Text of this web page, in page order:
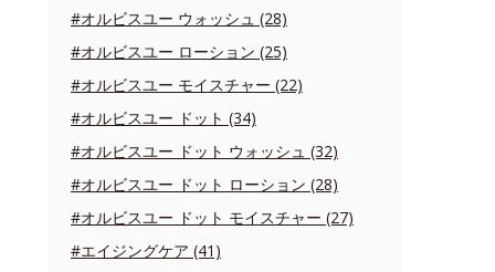
#オルビスユー ウォッシュ (28)
#オルビスユー ローション (25)
#オルビスユー モイスチャー (22)
#オルビスユー ドット (34)
#オルビスユー ドット ウォッシュ (32)
#オルビスユー ドット ローション (28)
#オルビスユー ドット モイスチャー (27)
#エイジングケア (41)